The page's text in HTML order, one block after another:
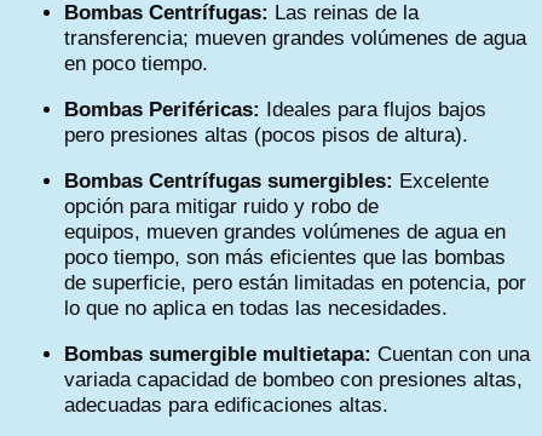
Bombas Centrífugas: Las reinas de la
transferencia; mueven grandes volúmenes de agua
en poco tiempo.
Bombas Periféricas:
Ideales para flujos bajos
pero presiones altas (pocos pisos de altura).
Bombas Centrífugas sumergibles: Excelente
opción para mitigar ruido y robo de
equipos, mueven grandes volúmenes de agua en
poco tiempo, son más eficientes que las bombas
de superficie, pero están limitadas en potencia, por
lo que no aplica en todas las necesidades.
Bombas sumergible multietapa: Cuentan con una
variada capacidad de bombeo con presiones altas,
adecuadas para edificaciones altas.